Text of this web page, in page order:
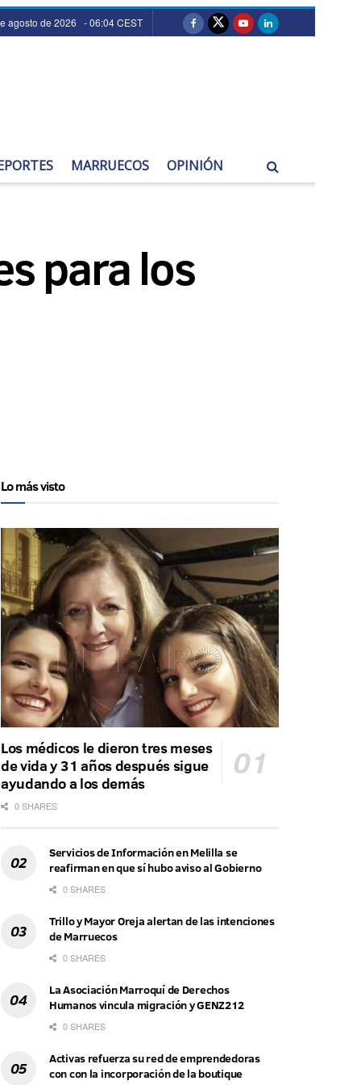
agosto de 2026 - 06:04 CEST
MARRUECOS OPINIÓN
para los
Lo más visto
Los médicos le dieron tres meses
de vida y 31 años después sigue
ayudando a los demás
0 SHARES
Servicios de Información en Melilla se
reafirman en que sí hubo aviso al Gobierno
0 SHARES
Trillo y Mayor Oreja alertan de las intenciones
de Marruecos
0 SHARES
La Asociación Marroquí de Derechos
Humanos vincula migración y GENZ212
0 SHARES
Activas refuerza su red de emprendedoras
con con la incorporación de la boutique